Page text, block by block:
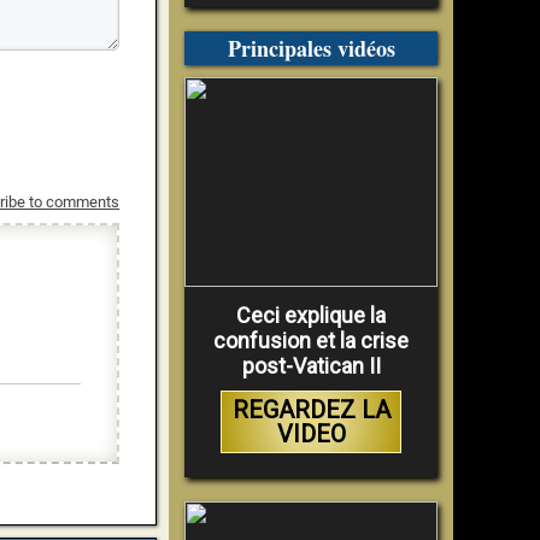
to comments
Principales vidéos
Ceci explique la
confusion et la crise
post-Vatican II
REGARDEZ LA
VIDEO